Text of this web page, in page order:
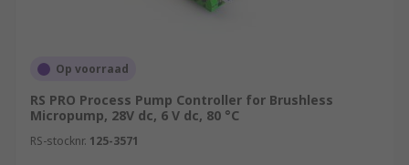
Op voorraad
RS PRO Process Pump Controller for Brushless
Micropump, 28V dc, 6 V dc, 80 °C
RS-stocknr. 125-3571